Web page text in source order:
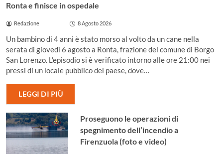
Ronta e finisce in ospedale
Redazione 8 Agosto 2026
Un bambino di 4 anni è stato morso al volto da un cane nella
serata di giovedì 6 agosto a Ronta, frazione del comune di Borgo
San Lorenzo. L'episodio si è verificato intorno alle ore 21:00 nei
pressi di un locale pubblico del paese, dove…
LEGGI DI PIÙ
Proseguono le operazioni di
spegnimento dell’incendio a
Firenzuola (foto e video)